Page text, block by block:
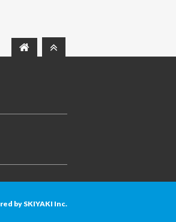
bySKIYAKI Inc.